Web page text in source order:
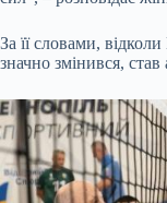
За її словами,
значно змінився,